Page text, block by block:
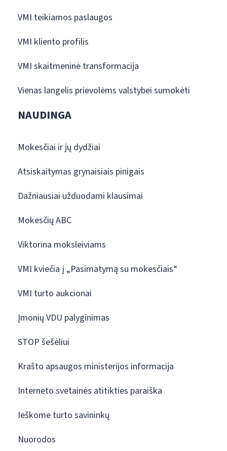
VMI teikiamos paslaugos
VMI kliento profilis
VMI skaitmeninė transformacija
Vienas langelis prievolėms valstybei sumokėti
NAUDINGA
Mokesčiai ir jų dydžiai
Atsiskaitymas grynaisiais pinigais
Dažniausiai užduodami klausimai
Mokesčių ABC
Viktorina moksleiviams
VMI kviečia į „Pasimatymą su mokesčiais“
VMI turto aukcionai
Įmonių VDU palyginimas
STOP šešėliui
Krašto apsaugos ministerijos informacija
Interneto svetainės atitikties paraiška
Ieškome turto savininkų
Nuorodos